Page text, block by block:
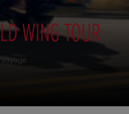
WING TOUR
voyage